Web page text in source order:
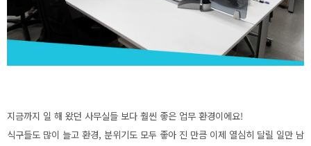
지금까지 일 해 왔던 사무실들 보다 훨씬 좋은 업무 환경이에요!
식구들도 많이 늘고 환경, 분위기도 모두 좋아 진 만큼 이제 열심히 달릴 일만 남